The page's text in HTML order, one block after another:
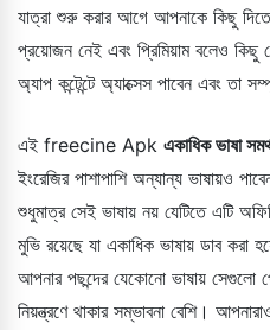
যাত্রা শুরু করার আগে আপনাকে কিছু
প্রয়োজন নেই এবং প্রিমিয়াম বলেও কিছু
অ্যাপ কন্টেন্টে অ্যাক্সেস পাবেন এবং তা
এই freecine Apk একাধিক ভাষা
ইংরেজির পাশাপাশি অন্যান্য ভাষায়ও
শুধুমাত্র সেই ভাষায় নয় যেটিতে এটি
মুভি রয়েছে যা একাধিক ভাষায় ডাব করা
আপনার পছন্দের যেকোনো ভাষায় সেগুলো
নিয়ন্ত্রণে থাকার সম্ভাবনা বেশি।